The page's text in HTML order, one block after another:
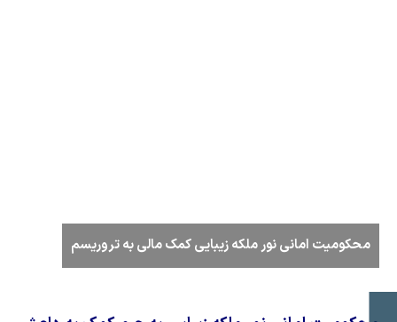
محکومیت امانی نور ملکه زیبایی کمک مالی به تروریسم